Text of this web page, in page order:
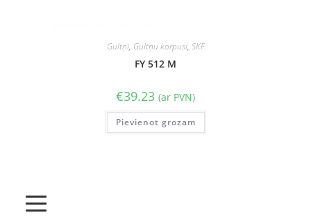
Gultņi, Gultņu korpusi, SKF
FY 512 M
€39.23 (ar PVN)
Pievienot grozam